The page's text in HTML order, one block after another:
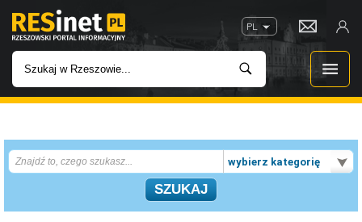
PL
INWESTYCJE
IMPREZY
wybierz kategorię